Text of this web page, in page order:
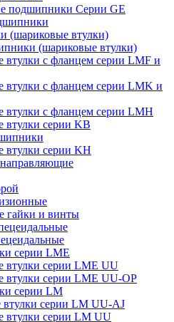
подшипники Серии GE
(шариковые втулки)
(шариковые втулки)
с фланцем серии LMF и
втулки с фланцем серии LMK и
с фланцем серии LMH
серии KB
серии KH
гайки и винты
серии LME
втулки серии LME UU
втулки серии LME UU-OP
серии LM
серии LM UU-AJ
втулки серии LM UU